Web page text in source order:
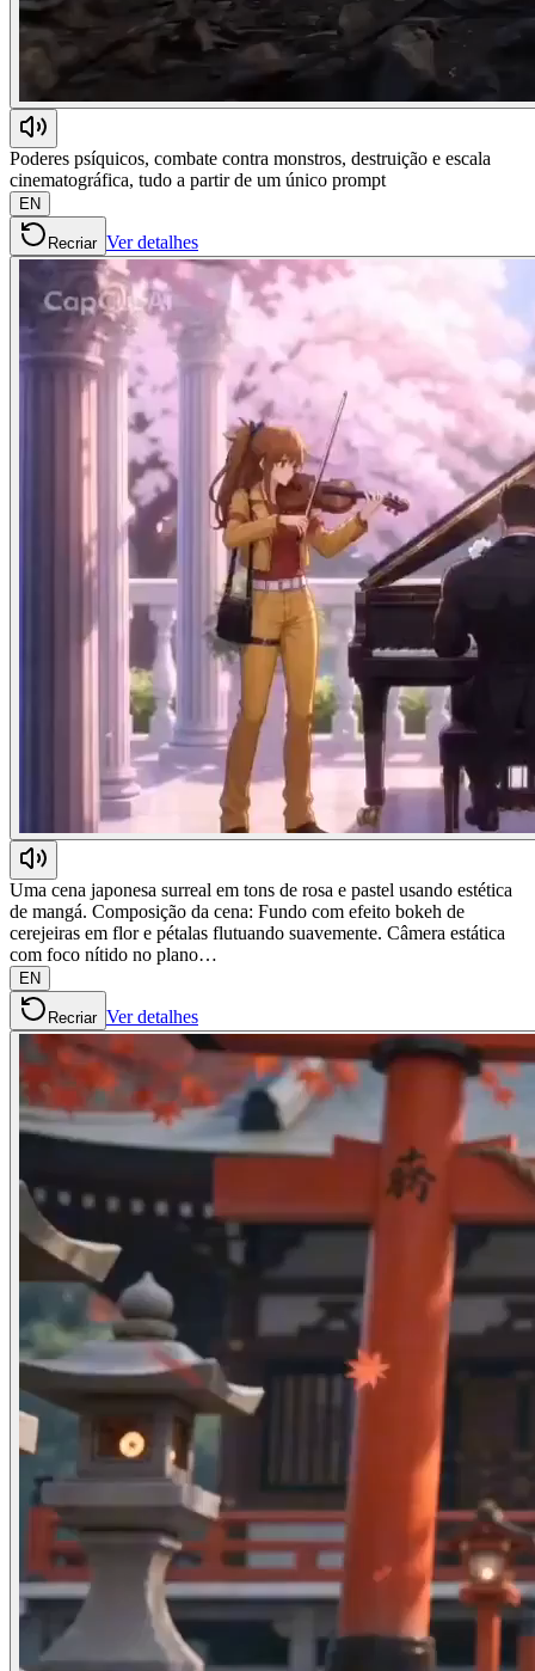
Poderes psíquicos, combate contra monstros, destruição e escala
cinematográfica, tudo a partir de um único prompt
EN
Recriar Ver detalhes
Uma cena japonesa surreal em tons de rosa e pastel usando estética
de mangá. Composição da cena: Fundo com efeito bokeh de
cerejeiras em flor e pétalas flutuando suavemente. Câmera estática
com foco nítido no plano…
EN
Recriar Ver detalhes